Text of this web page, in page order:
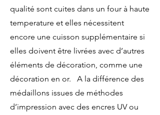
qualité sont cuites dans un four à haute
temperature et elles nécessitent
encore une cuisson supplémentaire si
elles doivent être livrées avec d’autres
éléments de décoration, comme une
décoration en or. A la différence des
médaillons issues de méthodes
d’impression avec des encres UV ou